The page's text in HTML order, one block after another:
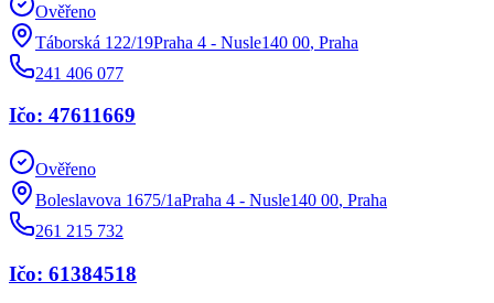
Ověřeno
Táborská 122/19Praha 4 - Nusle140 00, Praha
241 406 077
Ičo: 47611669
Ověřeno
Boleslavova 1675/1aPraha 4 - Nusle140 00, Praha
261 215 732
Ičo: 61384518